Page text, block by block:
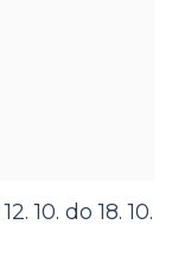
10. do 18. 10.